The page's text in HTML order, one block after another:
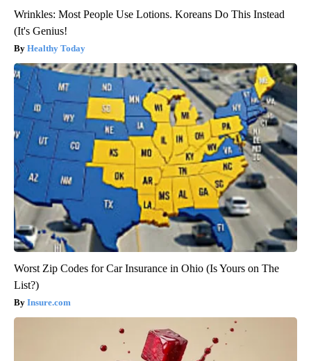
Wrinkles: Most People Use Lotions. Koreans Do This Instead
(It's Genius!
Healthy Today
Worst Zip Codes for Car Insurance in Ohio (Is Yours on The
List?)
Insure.com